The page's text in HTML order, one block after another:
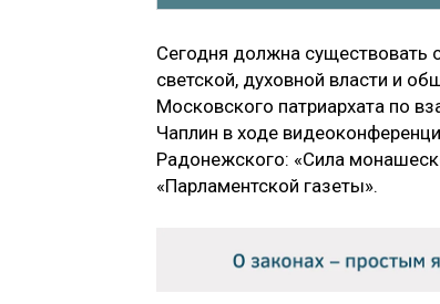
Сегодня должна существовать
светской, духовной власти и
Московского патриархата по
Чаплин в ходе
Радонежского: «Сила
«Парламентской газеты».